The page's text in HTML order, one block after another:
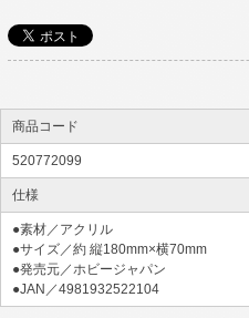
商品コード
520772099
仕様
●素材／アクリル
●サイズ／約 縦180mm×横70mm
●発売元／ホビージャパン
●JAN／4981932522104